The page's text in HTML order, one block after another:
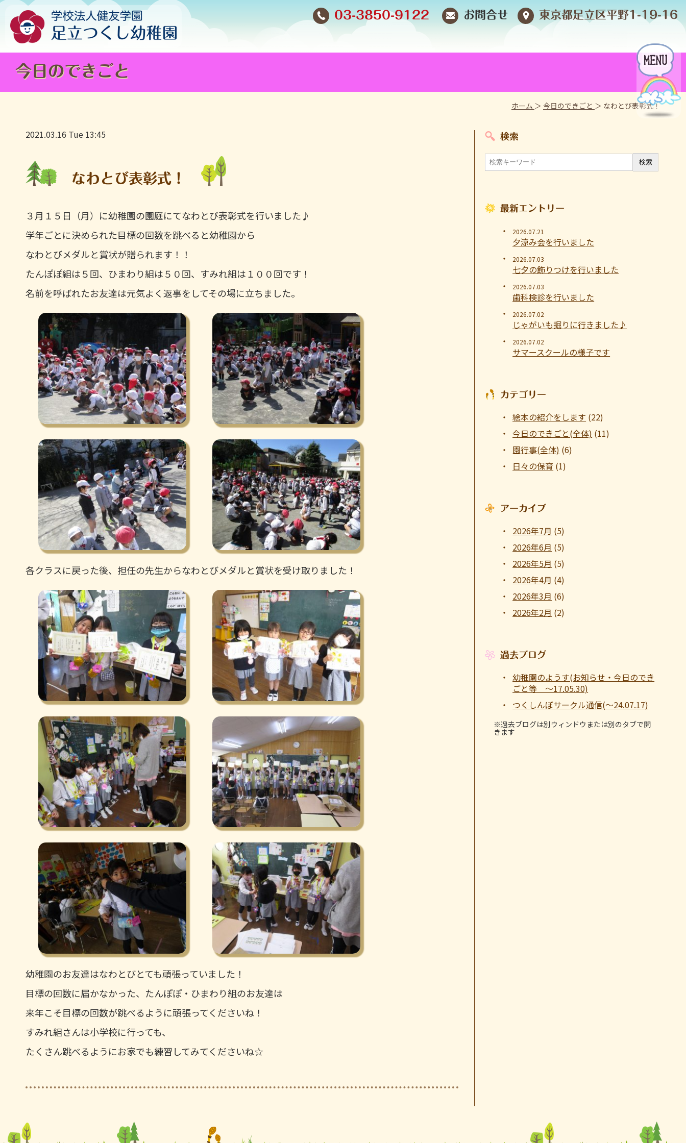
03-3850-9122 お問合せ 東京都足立区平野1-19-16
今日のできごと
ホーム ＞ 今日のできごと ＞ なわとび表彰式！
2021.03.16 Tue 13:45
なわとび表彰式！
３月１５日（月）に幼稚園の園庭にてなわとび表彰式を行いました♪
学年ごとに決められた目標の回数を跳べると幼稚園から
なわとびメダルと賞状が贈られます！！
たんぽぽ組は５回、ひまわり組は５０回、すみれ組は１００回です！
名前を呼ばれたお友達は元気よく返事をしてその場に立ちました。
各クラスに戻った後、担任の先生からなわとびメダルと賞状を受け取りました！
幼稚園のお友達はなわとびとても頑張っていました！
目標の回数に届かなかった、たんぽぽ・ひまわり組のお友達は
来年こそ目標の回数が跳べるように頑張ってくださいね！
すみれ組さんは小学校に行っても、
たくさん跳べるようにお家でも練習してみてくださいね☆
検索
最新エントリー
2026.07.21
夕涼み会を行いました
2026.07.03
七夕の飾りつけを行いました
2026.07.03
歯科検診を行いました
2026.07.02
じゃがいも掘りに行きました♪
2026.07.02
サマースクールの様子です
カテゴリー
絵本の紹介をします (22)
今日のできごと(全体) (11)
園行事(全体) (6)
日々の保育 (1)
アーカイブ
2026年7月 (5)
2026年6月 (5)
2026年5月 (5)
2026年4月 (4)
2026年3月 (6)
2026年2月 (2)
過去ブログ
幼稚園のようす(お知らせ・今日のでき
ごと等 ～17.05.30)
つくしんぼサークル通信(～24.07.17)
※過去ブログは別ウィンドウまたは別のタブで開
きます